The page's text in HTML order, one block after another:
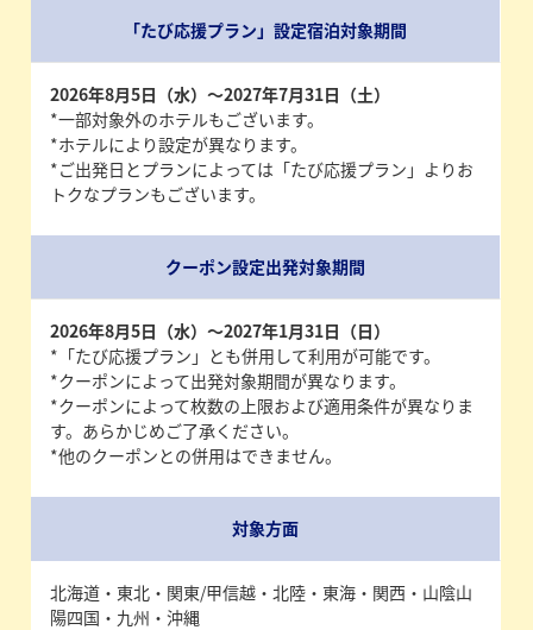
「たび応援プラン」設定宿泊対象期間
2026年8月5日（水）～2027年7月31日（土）
*一部対象外のホテルもございます。
*ホテルにより設定が異なります。
*ご出発日とプランによっては「たび応援プラン」よりお
トクなプランもございます。
クーポン設定出発対象期間
2026年8月5日（水）～2027年1月31日（日）
*「たび応援プラン」とも併用して利用が可能です。
*クーポンによって出発対象期間が異なります。
*クーポンによって枚数の上限および適用条件が異なりま
す。あらかじめご了承ください。
*他のクーポンとの併用はできません。
対象方面
北海道・東北・関東/甲信越・北陸・東海・関西・山陰山
陽四国・九州・沖縄